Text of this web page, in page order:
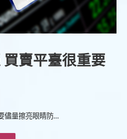
賣平臺很重要
儘量擦亮眼睛防…